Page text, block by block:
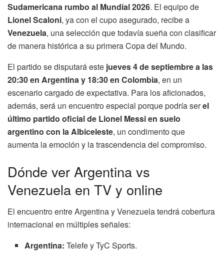
Sudamericana rumbo al Mundial 2026. El equipo de
Lionel Scaloni, ya con el cupo asegurado, recibe a
Venezuela, una selección que todavía sueña con clasificar
de manera histórica a su primera Copa del Mundo.
El partido se disputará este jueves 4 de septiembre a las
20:30 en Argentina y 18:30 en Colombia, en un
escenario cargado de expectativa. Para los aficionados,
además, será un encuentro especial porque podría serel
último partido oficial de Lionel Messi en suelo
argentino con la Albiceleste, un condimento que
aumenta la emoción y la trascendencia del compromiso.
Dónde ver Argentina vs
Venezuela en TV y online
El encuentro entre Argentina y Venezuela tendrá cobertura
internacional en múltiples señales:
Argentina: Telefe y TyC Sports.